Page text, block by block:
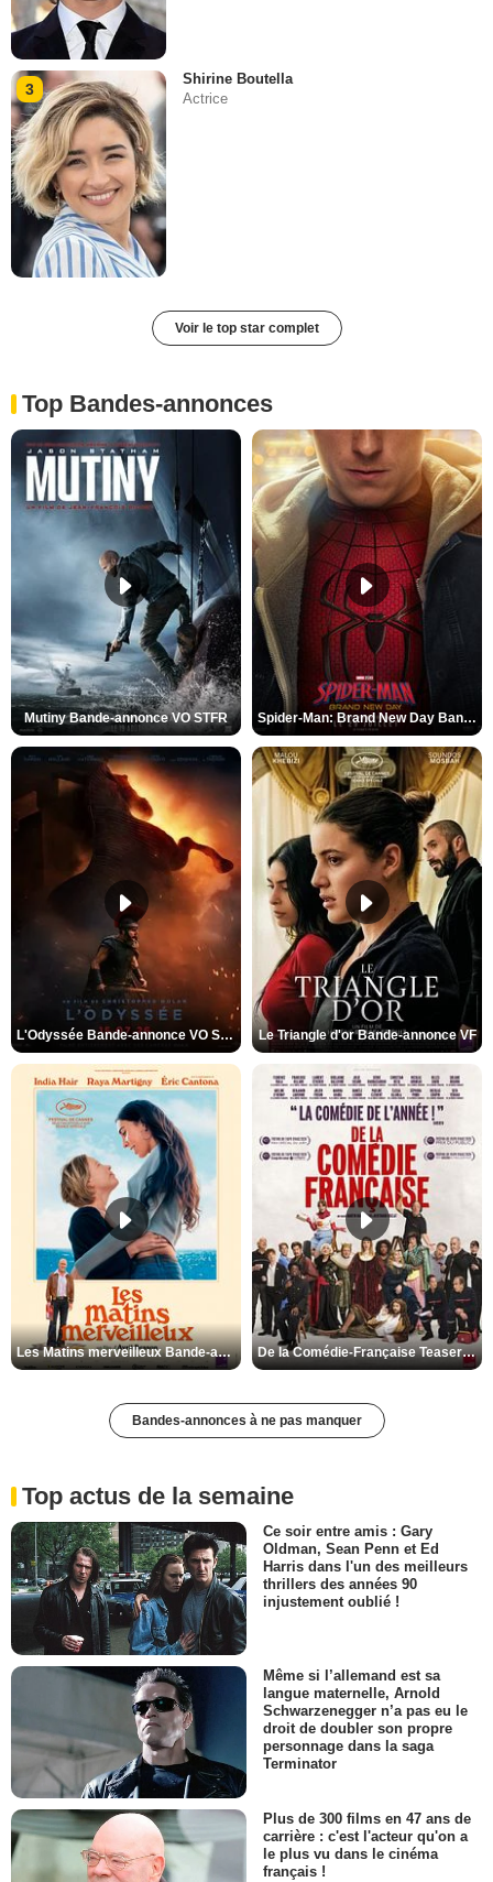
3
Shirine Boutella
Actrice
Voir le top star complet
Top Bandes-annonces
Mutiny Bande-annonce VO STFR Spider-Man: Brand New Day Bande-annonce VO STFR
L'Odyssée Bande-annonce VO STFR Le Triangle d'or Bande-annonce VF
Les Matins merveilleux Bande-annonce VF De la Comédie-Française Teaser VF
Bandes-annonces à ne pas manquer
Top actus de la semaine
Ce soir entre amis : Gary
Oldman, Sean Penn et Ed
Harris dans l'un des meilleurs
thrillers des années 90
injustement oublié !
Même si l’allemand est sa
langue maternelle, Arnold
Schwarzenegger n’a pas eu le
droit de doubler son propre
personnage dans la saga
Terminator
Plus de 300 films en 47 ans de
carrière : c'est l'acteur qu'on a
le plus vu dans le cinéma
français !